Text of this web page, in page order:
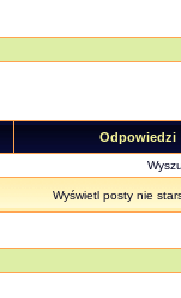
Odpowiedzi
Wyświetl posty nie